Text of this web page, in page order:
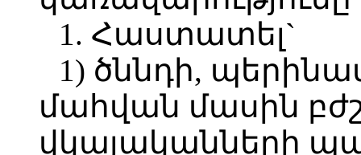
1. Հաստատել`
1) ծննդի,
մահվան մասին
վկայականների